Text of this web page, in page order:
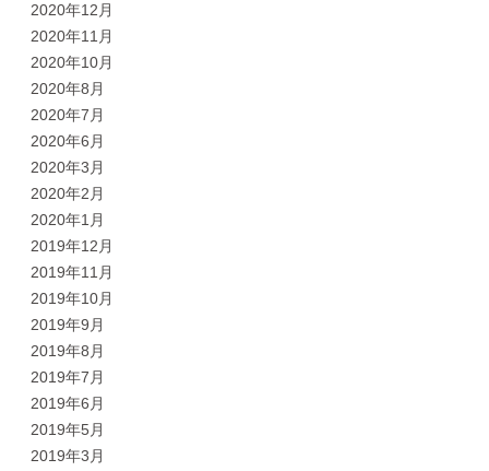
2020年12月
2020年11月
2020年10月
2020年8月
2020年7月
2020年6月
2020年3月
2020年2月
2020年1月
2019年12月
2019年11月
2019年10月
2019年9月
2019年8月
2019年7月
2019年6月
2019年5月
2019年3月